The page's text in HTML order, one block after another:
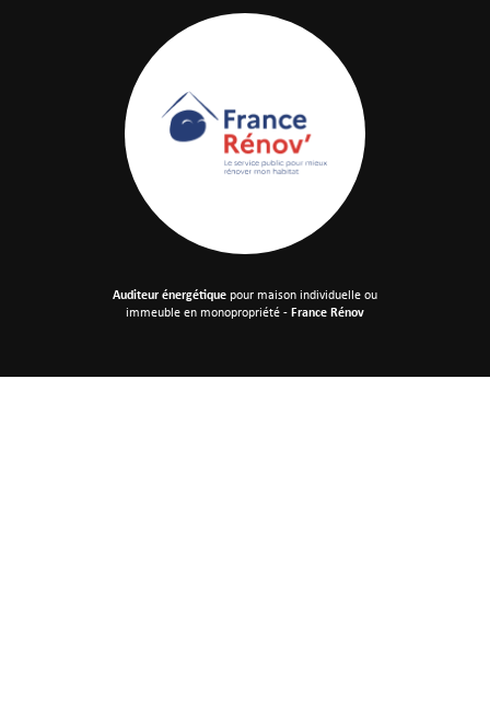
Auditeur énergétiquepour maison individuelleou
immeuble en monopropriété -France Rénov